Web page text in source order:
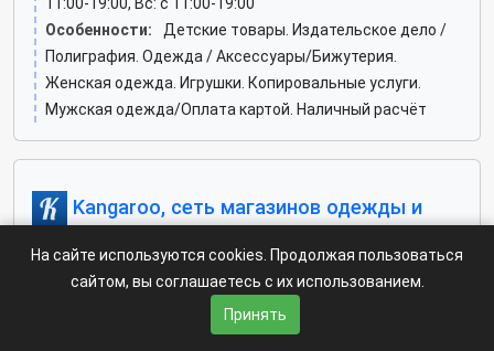
Особенности:
Детские товары. Издательское дело /
Полиграфия. Одежда / Аксессуары/Бижутерия.
Женская одежда. Игрушки. Копировальные услуги.
Мужская одежда/Оплата картой. Наличный расчёт
Kangaroo, сеть магазинов одежды и
Адрес:
+7-911-094-69-11
На сайте используются cookies. Продолжая пользоваться
сайтом, вы соглашаетесь с их использованием.
Принять